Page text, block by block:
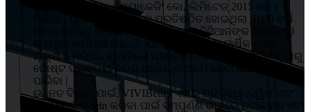
ହୁଇଜୋ VIVIBetter ପ୍ୟାକେଜିଂ କୋ, ଲିମିଟେଡ୍ 2015 ରେ 1
ମିଲିୟନ୍ ୟୁଆନ୍ ବିନିଯୋଗରେ ପ୍ରତିଷ୍ଠିତ ହୋଇଥିଲା |1000 ବର୍ଗ
ମିଟର ବିଶିଷ୍ଟ କାରଖାନାରେ 5 ଜଣ ଟେକ୍ନିସିଆନଙ୍କ ସମେତ 50
ରୁ ଅଧିକ କର୍ମଚାରୀ ଅଛନ୍ତି, ଯାହା ଉତ୍ପାଦନର ବାର୍ଷିକ ମୋଟ
ମୂଲ୍ୟ 5 ମିଲିଅନ୍ ୟୁଆନରେ ପହଞ୍ଚିଛି |ଡିଜାଇନ୍, ପ୍ରିଣ୍ଟିଙ୍ଗ୍ ଠାରୁ
ପୋଷ୍ଟ ପ୍ରକ୍ରିୟାକରଣ ପର୍ଯ୍ୟନ୍ତ ଆମେ ସେବା ଯୋଗାଇ
ପାରିବା |
ଉନ୍ନତ ବିକାଶ ପାଇଁ, VIVIBetter ଏହାର ପ୍ରତିଦ୍ୱନ୍ଦ୍ୱିତା ଏବଂ
ପ୍ରଭାବକୁ ଦୃ rein କରିବା ପାଇଁ ସମ୍ପୁର୍ଣ୍ଣ ଭାବରେ ନବୀକରଣ ଏବଂ